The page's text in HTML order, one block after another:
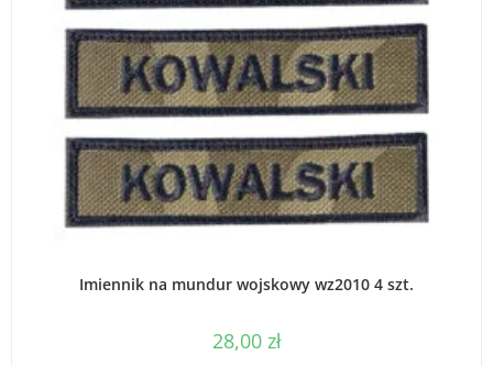
Imiennik na mundur wojskowy wz2010 4 szt.
28,00 zł